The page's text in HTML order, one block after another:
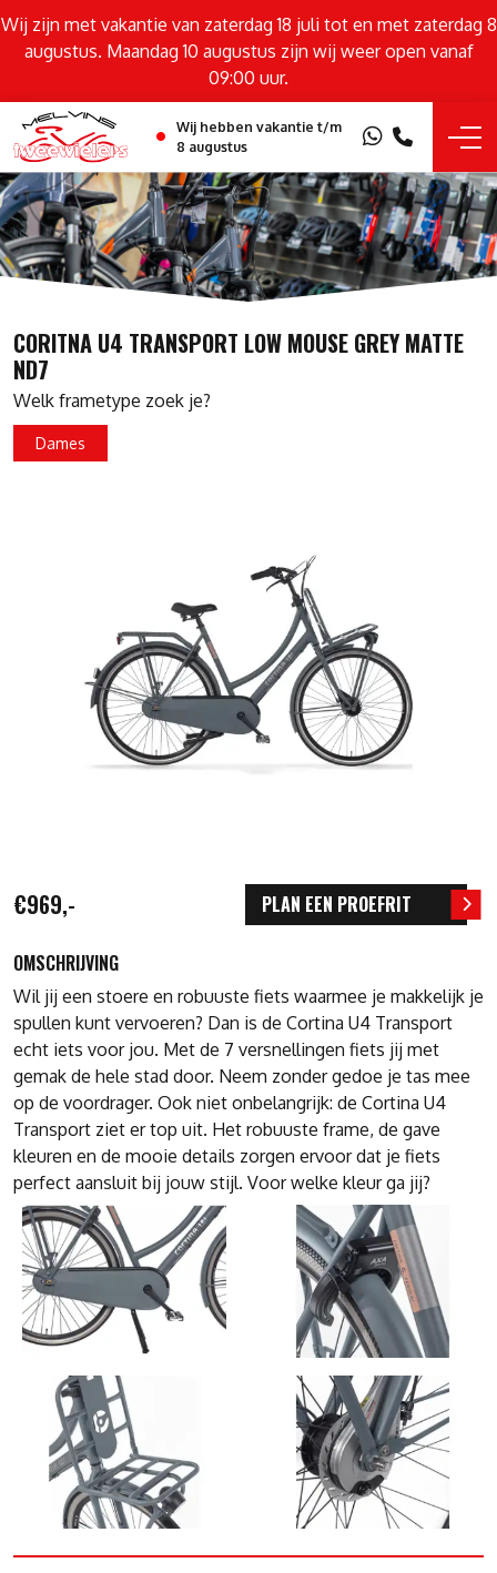
Wij zijn met vakantie van zaterdag 18 juli tot en met zaterdag 8
augustus. Maandag 10 augustus zijn wij weer open vanaf
09:00 uur.
Wij hebben vakantie t/m
8 augustus
CORITNA U4 TRANSPORT LOW MOUSE GREY MATTE
ND7
Welk frametype zoek je?
Dames
€969,- PLAN EEN PROEFRIT
OMSCHRIJVING
Wil jij een stoere en robuuste fiets waarmee je makkelijk je
spullen kunt vervoeren? Dan is de Cortina U4 Transport
echt iets voor jou. Met de 7 versnellingen fiets jij met
gemak de hele stad door. Neem zonder gedoe je tas mee
op de voordrager. Ook niet onbelangrijk: de Cortina U4
Transport ziet er top uit. Het robuuste frame, de gave
kleuren en de mooie details zorgen ervoor dat je fiets
perfect aansluit bij jouw stijl. Voor welke kleur ga jij?